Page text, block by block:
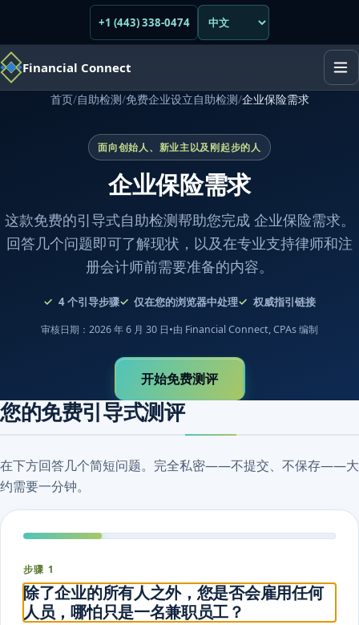
+1 (443) 338-0474
Financial Connect
首页/自助检测/免费企业设立自助检测/企业保险需求
面向创始人、新业主以及刚起步的人
企业保险需求
这款免费的引导式自助检测帮助您完成 企业保险需求。
回答几个问题即可了解现状，以及在专业支持律师和注
册会计师前需要准备的内容。
4个引导步骤 仅在您的浏览器中处理 权威指引链接
审核日期：2026 年 6 月 30 日•由 Financial Connect, CPAs 编制
开始免费测评
您的免费引导式测评
在下方回答几个简短问题。完全私密——不提交、不保存——大
约需要一分钟。
步骤 1
除了企业的所有人之外，您是否会雇用任何
人员，哪怕只是一名兼职员工？